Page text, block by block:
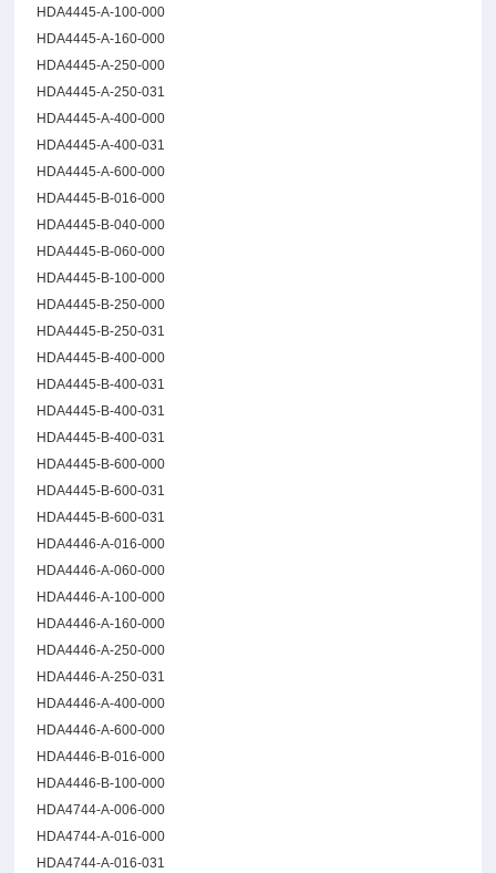
HDA4445-A-100-000
HDA4445-A-160-000
HDA4445-A-250-000
HDA4445-A-250-031
HDA4445-A-400-000
HDA4445-A-400-031
HDA4445-A-600-000
HDA4445-B-016-000
HDA4445-B-040-000
HDA4445-B-060-000
HDA4445-B-100-000
HDA4445-B-250-000
HDA4445-B-250-031
HDA4445-B-400-000
HDA4445-B-400-031
HDA4445-B-400-031
HDA4445-B-400-031
HDA4445-B-600-000
HDA4445-B-600-031
HDA4445-B-600-031
HDA4446-A-016-000
HDA4446-A-060-000
HDA4446-A-100-000
HDA4446-A-160-000
HDA4446-A-250-000
HDA4446-A-250-031
HDA4446-A-400-000
HDA4446-A-600-000
HDA4446-B-016-000
HDA4446-B-100-000
HDA4744-A-006-000
HDA4744-A-016-000
HDA4744-A-016-031